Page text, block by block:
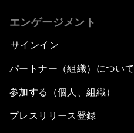
エンゲージメント
サインイン
パートナー（組織）について
参加する（個人、組織）
プレスリリース登録